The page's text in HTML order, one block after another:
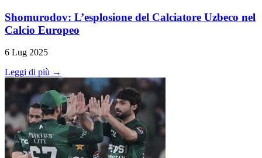
Shomurodov: L’esplosione del Calciatore Uzbeco nel
Calcio Europeo
6 Lug 2025
Leggi di più →